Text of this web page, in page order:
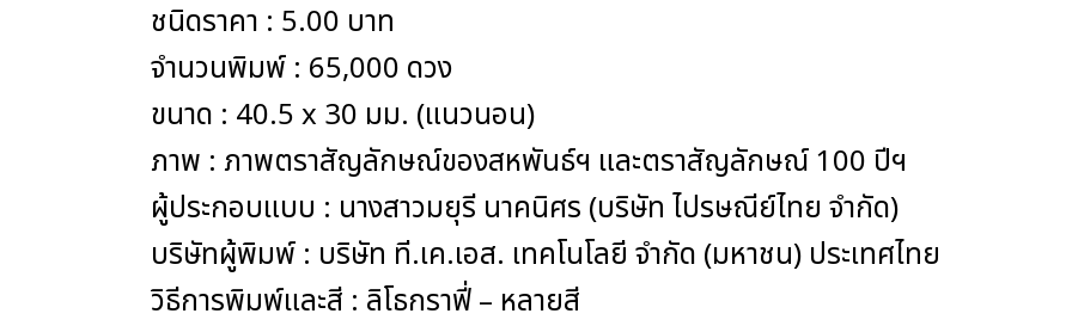
ชนิดราคา : 5.00 บาท
จำนวนพิมพ์ : 65,000 ดวง
ขนาด : 40.5 x 30 มม. (แนวนอน)
ภาพ : ภาพตราสัญลักษณ์ของสหพันธ์ฯ และตราสัญลักษณ์ 100 ปีฯ
ผู้ประกอบแบบ : นางสาวมยุรี นาคนิศร (บริษัท ไปรษณีย์ไทย จำกัด)
บริษัทผู้พิมพ์ : บริษัท ที.เค.เอส. เทคโนโลยี จำกัด (มหาชน) ประเทศไทย
วิธีการพิมพ์และสี : ลิโธกราฟี่ – หลายสี